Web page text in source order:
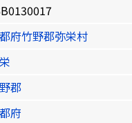
府竹野郡弥栄村
郡
府